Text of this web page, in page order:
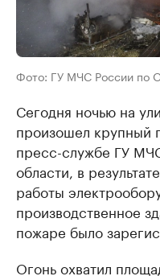
Фото: ГУ МЧС России по
Сегодня ночью на
произошел крупный
пресс-службе ГУ
области, в
работы
производственное
пожаре было
Огонь охватил